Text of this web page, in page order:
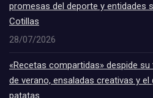
promesas del deporte y entidades
Cotillas
28/07/2026
«Recetas compartidas» despide
de verano, ensaladas creativas y
patatas